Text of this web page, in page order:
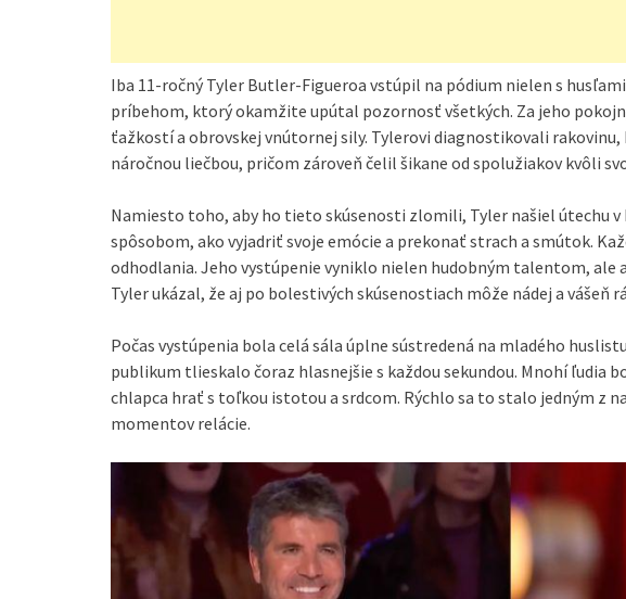
Iba 11-ročný Tyler Butler-Figueroa vstúpil na pódium nielen s
príbehom, ktorý okamžite upútal pozornosť všetkých. Za jeho
ťažkostí a obrovskej vnútornej sily. Tylerovi diagnostikovali
náročnou liečbou, pričom zároveň čelil šikane od spolužiakov kvôli
Namiesto toho, aby ho tieto skúsenosti zlomili, Tyler našiel útechu v
spôsobom, ako vyjadriť svoje emócie a prekonať strach a smútok.
odhodlania. Jeho vystúpenie vyniklo nielen hudobným talentom, ale
Tyler ukázal, že aj po bolestivých skúsenostiach môže nádej a vášeň
Počas vystúpenia bola celá sála úplne sústredená na mladého
publikum tlieskalo čoraz hlasnejšie s každou sekundou. Mnohí ľudia
chlapca hrať s toľkou istotou a srdcom. Rýchlo sa to stalo jedným z
momentov relácie.